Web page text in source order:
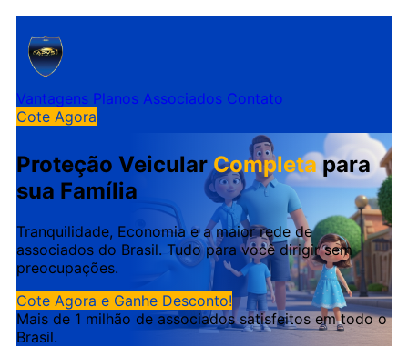
Vantagens Planos Associados Contato
Cote Agora
Proteção VeicularCompletapara
sua Família
Tranquilidade, Economia e a maior rede de
associados do Brasil. Tudo para você dirigir sem
preocupações.
Cote Agora e Ganhe Desconto!
Mais de 1 milhão de associados satisfeitos em todo o
Brasil.